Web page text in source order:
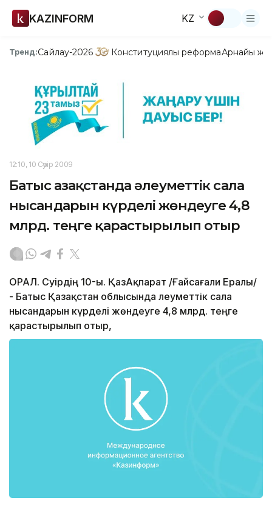
KAZINFORM KZ
Тренд:Сайлау-2026 Конституциялық реформаАрнайы
12:10, 10 Сәуір 2009
Батыс Қазақстанда әлеуметтік сала
нысандарын күрделі жөндеуге 4,8
млрд. теңге қарастырылып отыр
ОРАЛ. Сәуірдің 10-ы. ҚазАқпарат /Ғайсағали Ералы/
- Батыс Қазақстан облысында әлеуметтік сала
нысандарын күрделі жөндеуге 4,8 млрд. теңге
қарастырылып отыр,